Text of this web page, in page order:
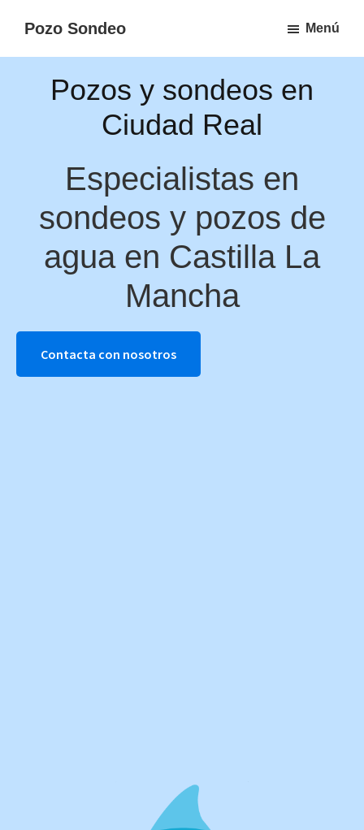
principal
Pozo Sondeo
pozos
Menú
Pozos y sondeos en
Ciudad Real
Especialistas en
sondeos y pozos de
agua en Castilla La
Mancha
Contacta con nosotros